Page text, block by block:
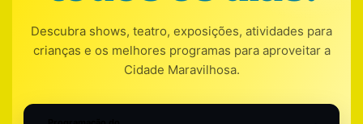
Descubra shows, teatro, exposições, atividades para
crianças e os melhores programas para aproveitar a
Cidade Maravilhosa.